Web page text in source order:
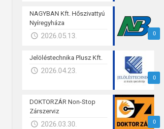
0
NAGYBAN Kft. Hőszivattyú
Nyíregyháza
2026.05.13.
0
Jelöléstechnika Plusz Kft.
2026.04.23.
0
DOKTORZÁR Non-Stop
Zárszerviz
2026.03.30.